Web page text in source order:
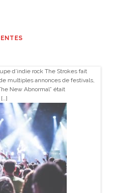
d’indie rock The Strokes fait
multiples annonces de festivals,
New Abnormal” était